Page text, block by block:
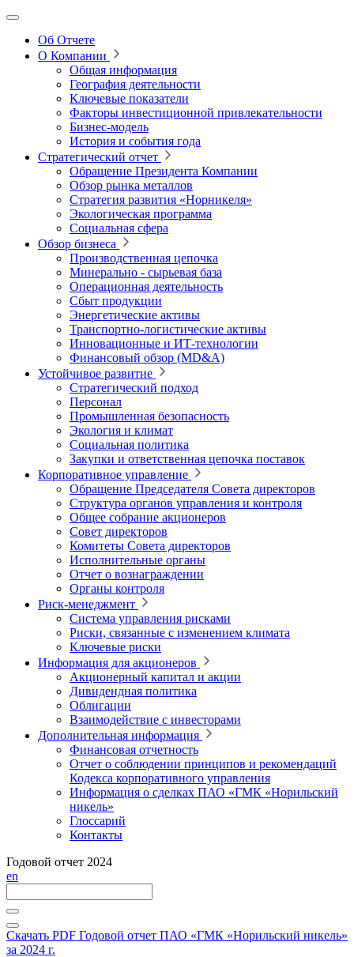
Об Отчете
О Компании
Общая информация
География деятельности
Ключевые показатели
Факторы инвестиционной привлекательности
Бизнес-модель
История и события года
Стратегический отчет
Обращение Президента Компании
Обзор рынка металлов
Стратегия развития «Норникеля»
Экологическая программа
Социальная сфера
Обзор бизнеса
Производственная цепочка
Минерально ‑ сырьевая база
Операционная деятельность
Сбыт продукции
Энергетические активы
Транспортно-логистические активы
Инновационные и ИТ‑технологии
Финансовый обзор (MD&A)
Устойчивое развитие
Стратегический подход
Персонал
Промышленная безопасность
Экология и климат
Социальная политика
Закупки и ответственная цепочка поставок
Корпоративное управление
Обращение Председателя Совета директоров
Структура органов управления и контроля
Общее собрание акционеров
Совет директоров
Комитеты Совета директоров
Исполнительные органы
Отчет о вознаграждении
Органы контроля
Риск-менеджмент
Система управления рисками
Риски, связанные с изменением климата
Ключевые риски
Информация для акционеров
Акционерный капитал и акции
Дивидендная политика
Облигации
Взаимодействие с инвесторами
Дополнительная информация
Финансовая отчетность
Отчет о соблюдении принципов и рекомендаций
Кодекса корпоративного управления
Информация о сделках ПАО «ГМК «Норильский
никель»
Глоссарий
Контакты
Годовой отчет 2024
en
Скачать PDF Годовой отчет ПАО «ГМК «Норильский никель»
за 2024 г.